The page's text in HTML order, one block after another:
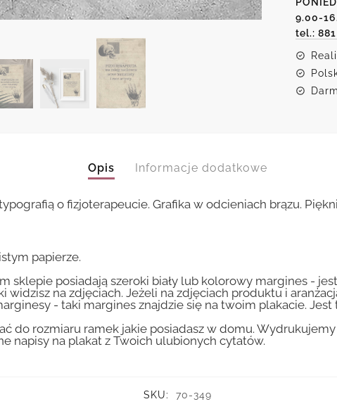
9.00-
tel.: 881
Opis Informacje dodatkowe
o fizjoterapeucie. Grafika w odcieniach brązu.
papierze.
sklepie posiadają szeroki biały lub kolorowy margines -
widzisz na zdjęciach. Jeżeli na zdjęciach produktu i
- taki margines znajdzie się na twoim plakacie.
do rozmiaru ramek jakie posiadasz w domu.
napisy na plakat z Twoich ulubionych cytatów.
SKU:
70-349